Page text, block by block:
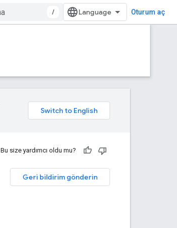
/ Oturum aç
Bu size yardımcı oldu mu?
Geri bildirim gönderin